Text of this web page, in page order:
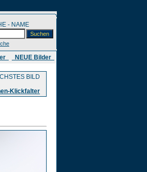
- NAME
NEUE Bilder
BILD
Klickfalter